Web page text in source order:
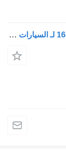
بطاريات المراكم القابلة لتخزين الطاقة 1686002 لـ السيارات القاطرة DAF XF 105